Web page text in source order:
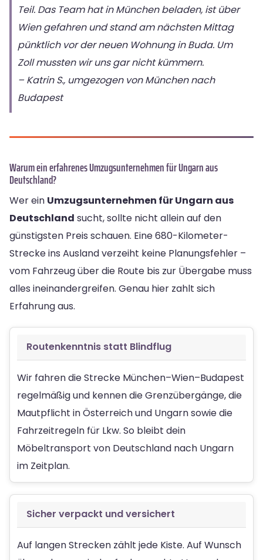
Teil. Das Team hat in München beladen, ist über
Wien gefahren und stand am nächsten Mittag
pünktlich vor der neuen Wohnung in Buda. Um
Zoll mussten wir uns gar nicht kümmern.
– Katrin S., umgezogen von München nach
Budapest
Warum ein erfahrenes Umzugsunternehmen für Ungarn aus
Deutschland?
Wer ein Umzugsunternehmen für Ungarn aus
Deutschland sucht, sollte nicht allein auf den
günstigsten Preis schauen. Eine 680-Kilometer-
Strecke ins Ausland verzeiht keine Planungsfehler –
vom Fahrzeug über die Route bis zur Übergabe muss
alles ineinandergreifen. Genau hier zahlt sich
Erfahrung aus.
Routenkenntnis statt Blindflug
Wir fahren die Strecke München–Wien–Budapest
regelmäßig und kennen die Grenzübergänge, die
Mautpflicht in Österreich und Ungarn sowie die
Fahrzeitregeln für Lkw. So bleibt dein
Möbeltransport von Deutschland nach Ungarn
im Zeitplan.
Sicher verpackt und versichert
Auf langen Strecken zählt jede Kiste. Auf Wunsch